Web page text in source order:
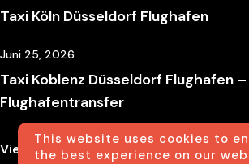
Taxi Köln Düsseldorf Flughafen
Juni 25, 2026
Taxi Koblenz Düsseldorf Flughafen
Flughafentransfer
View All New
This website uses cookies to
the best experience on our